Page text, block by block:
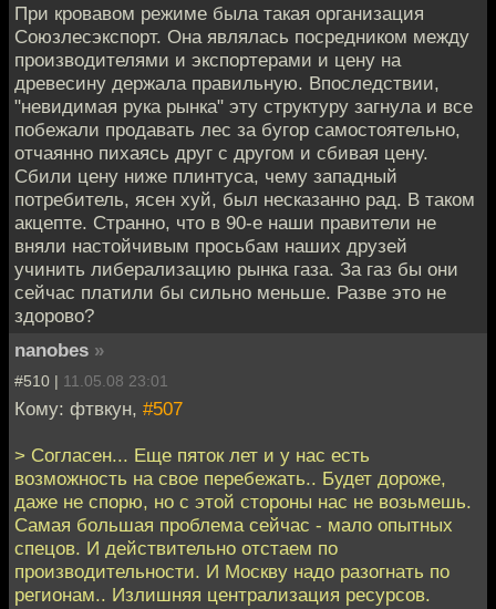
При кровавом режиме была такая организация
Союзлесэкспорт. Она являлась посредником между
производителями и экспортерами и цену на
древесину держала правильную. Впоследствии,
"невидимая рука рынка" эту структуру загнула и все
побежали продавать лес за бугор самостоятельно,
отчаянно пихаясь друг с другом и сбивая цену.
Сбили цену ниже плинтуса, чему западный
потребитель, ясен хуй, был несказанно рад. В таком
акцепте. Странно, что в 90-е наши правители не
вняли настойчивым просьбам наших друзей
учинить либерализацию рынка газа. За газ бы они
сейчас платили бы сильно меньше. Разве это не
здорово?
nanobes »
#510 | 11.05.08 23:01
Кому: фтвкун, #507
> Согласен... Еще пяток лет и у нас есть
возможность на свое перебежать.. Будет дороже,
даже не спорю, но с этой стороны нас не возьмешь.
Самая большая проблема сейчас - мало опытных
спецов. И действительно отстаем по
производительности. И Москву надо разогнать по
регионам.. Излишняя централизация ресурсов.